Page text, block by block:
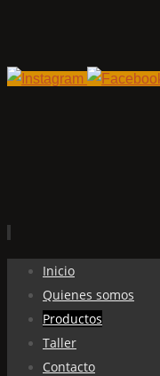
contenido
Inicio
Quienes somos
Productos
Taller
Contacto